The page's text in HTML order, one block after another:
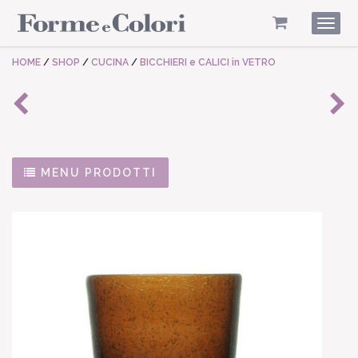
HOME / SHOP / CUCINA / BICCHIERI e CALICI in VETRO
MENU PRODOTTI